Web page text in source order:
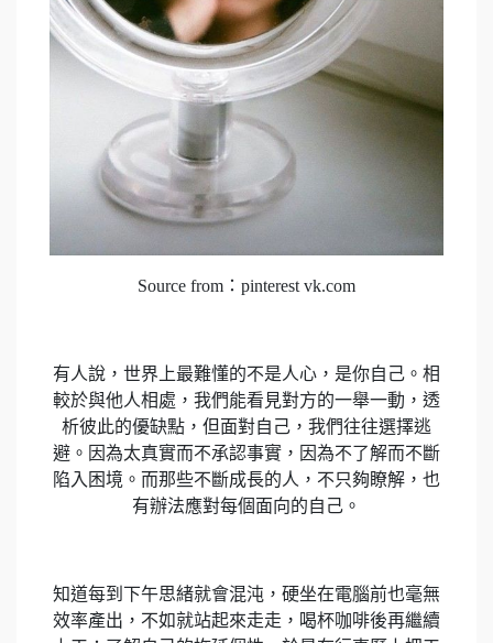
Source from：pinterest vk.com
有人說，世界上最難懂的不是人心，是你自己。相
較於與他人相處，我們能看見對方的一舉一動，透
析彼此的優缺點，但面對自己，我們往往選擇逃
避。因為太真實而不承認事實，因為不了解而不斷
陷入困境。而那些不斷成長的人，不只夠瞭解，也
有辦法應對每個面向的自己。
知道每到下午思緒就會混沌，硬坐在電腦前也毫無
效率產出，不如就站起來走走，喝杯咖啡後再繼續